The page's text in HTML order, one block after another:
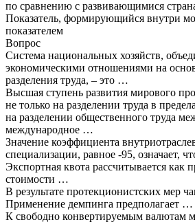
по сравнению с развивающимися
Показатель, формирующийся внутри
показателем
Вопрос
Система национальных хозяйств,
экономическими отношениями на
разделения труда, – это …
Высшая ступень развития мирового
не только на разделении труда в
на разделении общественного труда
международное …
Значение коэффициента
специализации, равное -95, означает,
Экспортная квота рассчитывается как
стоимости …
В результате протекционистских мер
Применение демпинга предполагает …
К свободно конвертируемым валютам